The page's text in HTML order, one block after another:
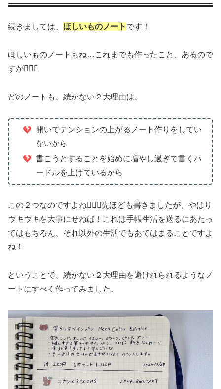
続きましては、 ほしいものノート です！
ほしいものノートもね…これまでも作ったこと、あるので
すが🤦🏻‍♀️
どのノートも、続かない２大理由は、
開いてテンションの上がるノート作りをしてい
ないから
書こうとすることを始めに増やし過ぎて書くハ
ードルを上げているから
この２つなのですよね🙅🏻‍♀️先ほども書きましたが、やはり
ウキウキを大事にせねば！これは手帳生活を送るにあたっ
てはもちろん、それ以外の生活でもあてはまることですよ
ね！
ということで、続かない２大理由を避けれられるようなノ
ートにすべく作ってみました。